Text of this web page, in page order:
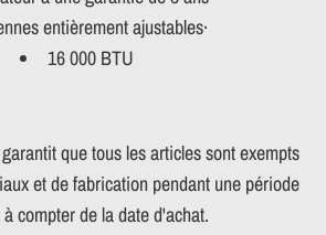
entièrement ajustables·
16 000 BTU
que tous les articles sont exempts
et de fabrication pendant une période
compter de la date d'achat.